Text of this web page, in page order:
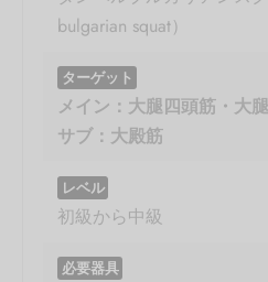
bulgarian squat）
ターゲット
メイン：大腿四頭筋・大
サブ：大殿筋
レベル
初級から中級
必要器具